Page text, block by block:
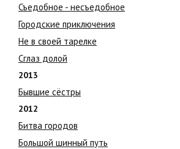
Съедобное - несъедобное
Городские приключения
Не в своей тарелке
Сглаз долой
2013
Бывшие сёстры
2012
Битва городов
Большой шинный путь